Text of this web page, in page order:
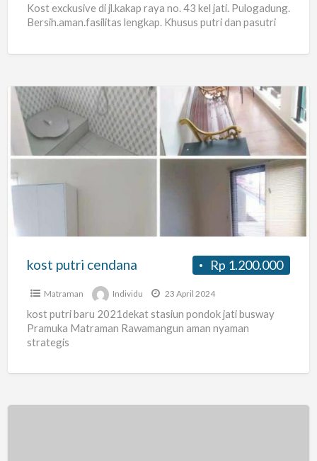
Kost exckusive di jl.kakap raya no. 43 kel jati. Pulogadung.
Bersih.aman.fasilitas lengkap. Khusus putri dan pasutri
kost
putri
cendana
Rp 1.200.000
kost putri cendana
Matraman Individu 23 April 2024
kost putri baru 2021dekat stasiun pondok jati busway
Pramuka Matraman Rawamangun aman nyaman
strategis